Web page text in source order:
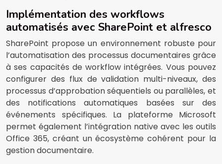
Implémentation des workflows
automatisés avec SharePoint et alfresco
SharePoint propose un environnement robuste pour
l’automatisation des processus documentaires grâce
à ses capacités de workflow intégrées. Vous pouvez
configurer des flux de validation multi-niveaux, des
processus d’approbation séquentiels ou parallèles, et
des notifications automatiques basées sur des
événements spécifiques. La plateforme Microsoft
permet également l’intégration native avec les outils
Office 365, créant un écosystème cohérent pour la
gestion documentaire.